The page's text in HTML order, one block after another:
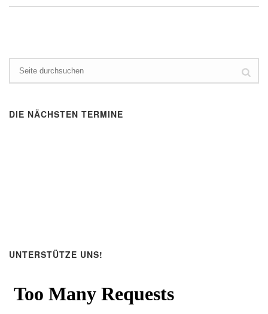
DIE NÄCHSTEN TERMINE
UNTERSTÜTZE UNS!